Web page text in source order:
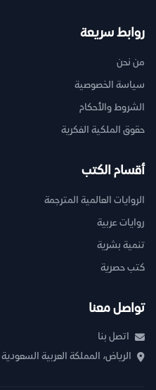
روابط سريعة
من نحن
سياسة الخصوصية
الشروط والأحكام
حقوق الملكية الفكرية
أقسام الكتب
الروايات العالمية المترجمة
روايات عربية
تنمية بشرية
كتب حصرية
تواصل معنا
اتصل بنا
الرياض، المملكة العربية السعودية